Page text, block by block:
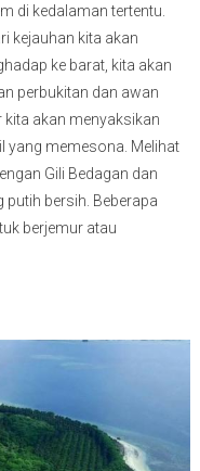
di kedalaman tertentu.
kejauhan kita akan
ke barat, kita akan
perbukitan dan awan
akan menyaksikan
yang memesona. Melihat
Gili Bedagan dan
bersih. Beberapa
berjemur atau